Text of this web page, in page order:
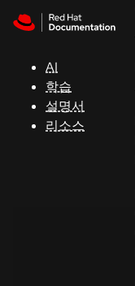
AI
학습
설명서
리소스